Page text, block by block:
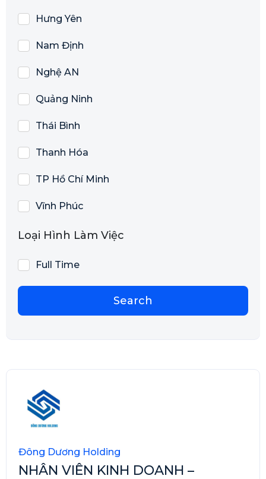
Hưng Yên
Nam Định
Nghệ AN
Quảng Ninh
Thái Bình
Thanh Hóa
TP Hồ Chí Minh
Vĩnh Phúc
Loại Hình Làm Việc
Full Time
Search
Đông Dương Holding
NHÂN VIÊN KINH DOANH –